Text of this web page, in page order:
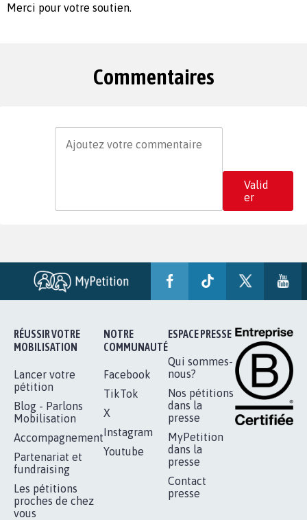
Merci pour votre soutien.
Commentaires
Valid
er
RÉUSSIR VOTRE
MOBILISATION
Lancer votre
pétition
Blog - Parlons
Mobilisation
Accompagnement
Partenariat et
fundraising
Les pétitions
proches de chez
vous
NOTRE
COMMUNAUTÉ
Facebook
TikTok
X
Instagram
Youtube
ESPACE PRESSE
Qui sommes-
nous?
Nos pétitions
dans la
presse
MyPetition
dans la
presse
Contact
presse